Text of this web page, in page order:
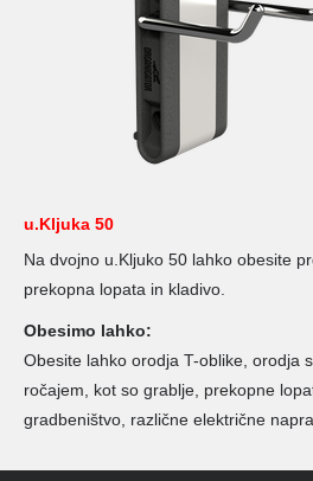
u.Kljuka 50
Na dvojno u.Kljuko 50 lahko obesite
prekopna lopata in kladivo.
Obesimo lahko:
Obesite lahko orodja T-oblike, orodja
ročajem, kot so grablje, prekopne
gradbeništvo, različne električne